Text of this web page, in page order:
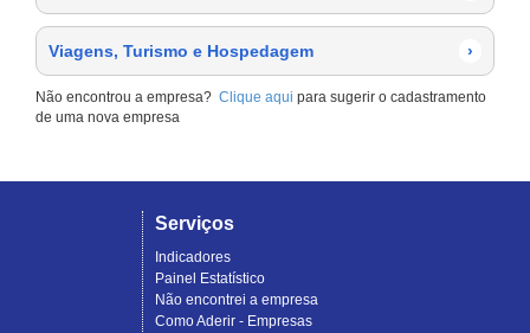
Viagens, Turismo e Hospedagem ›
Não encontrou a empresa? Clique aqui para sugerir o cadastramento
de uma nova empresa
Serviços
Indicadores
Painel Estatístico
Não encontrei a empresa
Como Aderir - Empresas